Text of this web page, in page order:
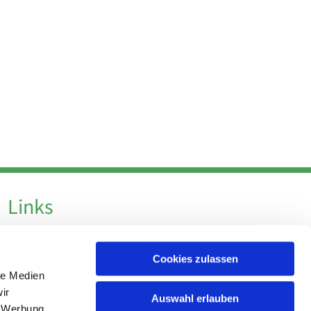
Medien
Cookies zulassen
Auswahl erlauben
Links
Impressum